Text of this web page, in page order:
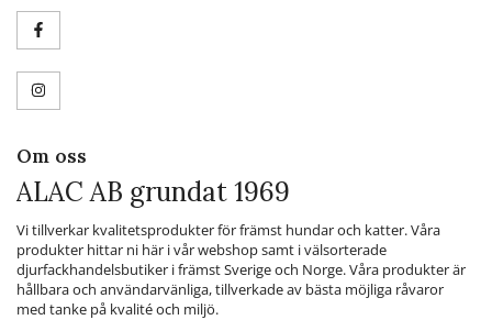
Om oss
ALAC AB grundat 1969
Vi tillverkar kvalitetsprodukter för främst hundar och katter. Våra
produkter hittar ni här i vår webshop samt i välsorterade
djurfackhandelsbutiker i främst Sverige och Norge. Våra produkter är
hållbara och användarvänliga, tillverkade av bästa möjliga råvaror
med tanke på kvalité och miljö.